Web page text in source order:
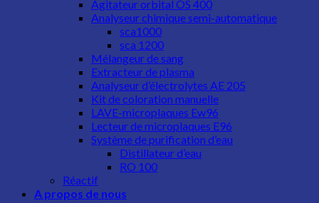
Agitateur orbital OS 400
Analyseur chimique semi-automatique
sca1000
sca 1200
Mélangeur de sang
Extracteur de plasma
Analyseur d’électrolytes AE 205
Kit de coloration manuelle
LAVE-microplaques Ew96
Lecteur de microplaques E96
Système de purification d’eau
Distillateur d’eau
RO 100
Réactif
A propos de nous